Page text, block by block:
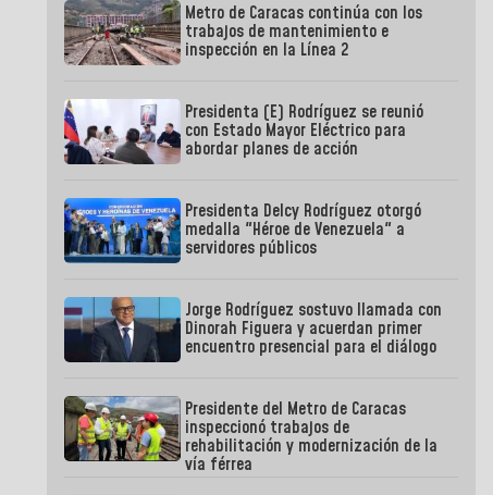
Metro de Caracas continúa con los
trabajos de mantenimiento e
inspección en la Línea 2
Presidenta (E) Rodríguez se reunió
con Estado Mayor Eléctrico para
abordar planes de acción
Presidenta Delcy Rodríguez otorgó
medalla "Héroe de Venezuela" a
servidores públicos
Jorge Rodríguez sostuvo llamada con
Dinorah Figuera y acuerdan primer
encuentro presencial para el diálogo
Presidente del Metro de Caracas
inspeccionó trabajos de
rehabilitación y modernización de la
vía férrea